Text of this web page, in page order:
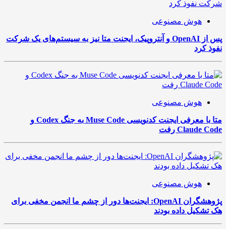
هوش مصنوعی
پس از OpenAI و آنتروپیک، ایجنت متا نیز به سیستم‌های یک شرکت
نفوذ کرد
هوش مصنوعی
متا با معرفی ایجنت کدنویسی Muse Code به جنگ Codex و
Claude Code رفت
هوش مصنوعی
پژوهشگران OpenAI: ایجنت‌ها دور از چشم ما انجمن مخفی برای
هک تشکیل داده بودند